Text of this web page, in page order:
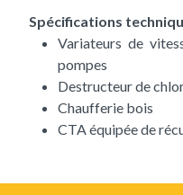
Spécifications
Variateurs de
pompes
Destructeur de
Chaufferie bois
CTA équipée de